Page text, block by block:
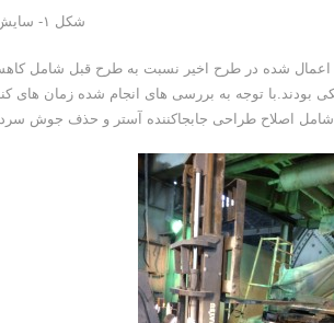
شکل ۱- سایش بیش از حد آسترهای بیرونی خوراک
بودند.با توجه به بررسی های انجام شده زمان های
شامل اصلاح طراحی جابجاکننده آستر و حذف جوش